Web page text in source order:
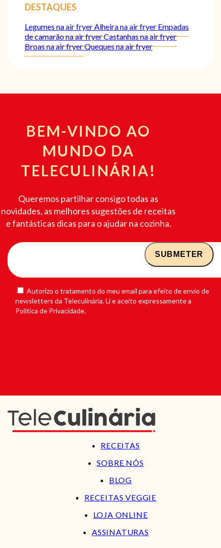
DESTAQUES
Legumes na air fryer Alheira na air fryer Empadas
de camarão na air fryerCastanhas na air fryer
Broas na air fryerQueques na air fryer
BEM-VINDO AO
MUNDO DA
TELECULINÁRIA!
Queremos partilhar consigo todas as
novidades, as melhores sugestões de receitas
e fantásticas dicas para o ajudar na cozinha.
Autorizo o tratamento do meu email para efeito de envio de
newsletters da Teleculinária. Li e aceito expressamente a
Política de Privacidade.
RECEITAS
SOBRE NÓS
BLOG
RECEITAS VEGGIE
LOJA ONLINE
ASSINATURAS